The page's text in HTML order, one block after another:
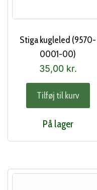
Stiga kugleled (9570-
0001-00)
35,00 kr.
Tilføj til kurv
På lager